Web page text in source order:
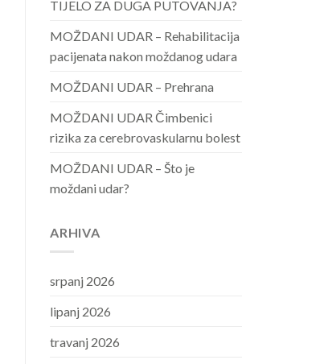
TIJELO ZA DUGA PUTOVANJA?
MOŽDANI UDAR – Rehabilitacija
pacijenata nakon moždanog udara
MOŽDANI UDAR – Prehrana
MOŽDANI UDAR Čimbenici
rizika za cerebrovaskularnu bolest
MOŽDANI UDAR – Što je
moždani udar?
ARHIVA
srpanj 2026
lipanj 2026
travanj 2026